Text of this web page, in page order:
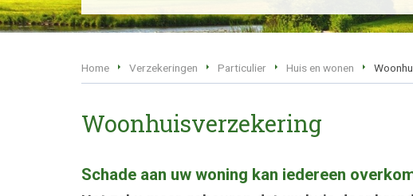
Home Verzekeringen Particulier Huis en wonen
Woonhuisverzekering
Schade aan uw woning kan iedereen